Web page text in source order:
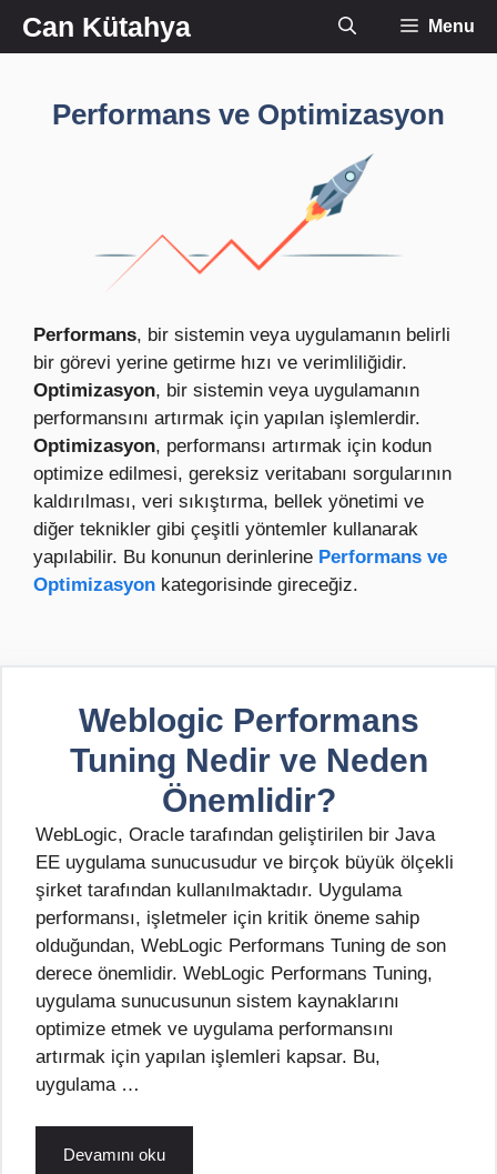
İçeriğe
atlaCan Kütahya Menu
Performans ve Optimizasyon
Performans, bir sistemin veya uygulamanın belirli
bir görevi yerine getirme hızı ve verimliliğidir.
Optimizasyon, bir sistemin veya uygulamanın
performansını artırmak için yapılan işlemlerdir.
Optimizasyon, performansı artırmak için kodun
optimize edilmesi, gereksiz veritabanı sorgularının
kaldırılması, veri sıkıştırma, bellek yönetimi ve
diğer teknikler gibi çeşitli yöntemler kullanarak
yapılabilir. Bu konunun derinlerine Performans ve
Optimizasyon kategorisinde gireceğiz.
Weblogic Performans
Tuning Nedir ve Neden
Önemlidir?
WebLogic, Oracle tarafından geliştirilen bir Java
EE uygulama sunucusudur ve birçok büyük ölçekli
şirket tarafından kullanılmaktadır. Uygulama
performansı, işletmeler için kritik öneme sahip
olduğundan, WebLogic Performans Tuning de son
derece önemlidir. WebLogic Performans Tuning,
uygulama sunucusunun sistem kaynaklarını
optimize etmek ve uygulama performansını
artırmak için yapılan işlemleri kapsar. Bu,
uygulama …
Devamını oku